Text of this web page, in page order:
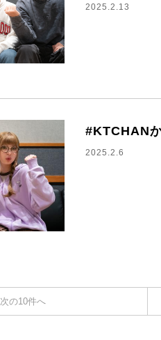
2025.2.13
#KTCHAN
2025.2.6
次の10件へ